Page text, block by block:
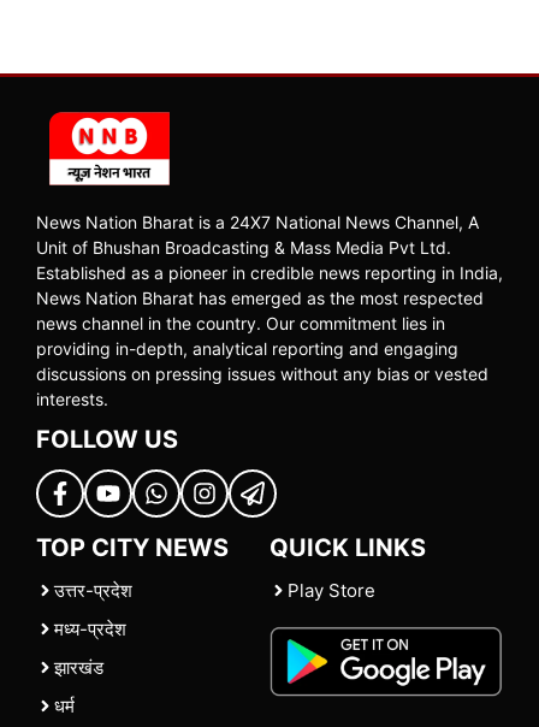
News Nation Bharat is a 24X7 National News Channel, A
Unit of Bhushan Broadcasting & Mass Media Pvt Ltd.
Established as a pioneer in credible news reporting in India,
News Nation Bharat has emerged as the most respected
news channel in the country. Our commitment lies in
providing in-depth, analytical reporting and engaging
discussions on pressing issues without any bias or vested
interests.
FOLLOW US
TOP CITY NEWS
उत्तर-प्रदेश
मध्य-प्रदेश
झारखंड
धर्म
QUICK LINKS
Play Store